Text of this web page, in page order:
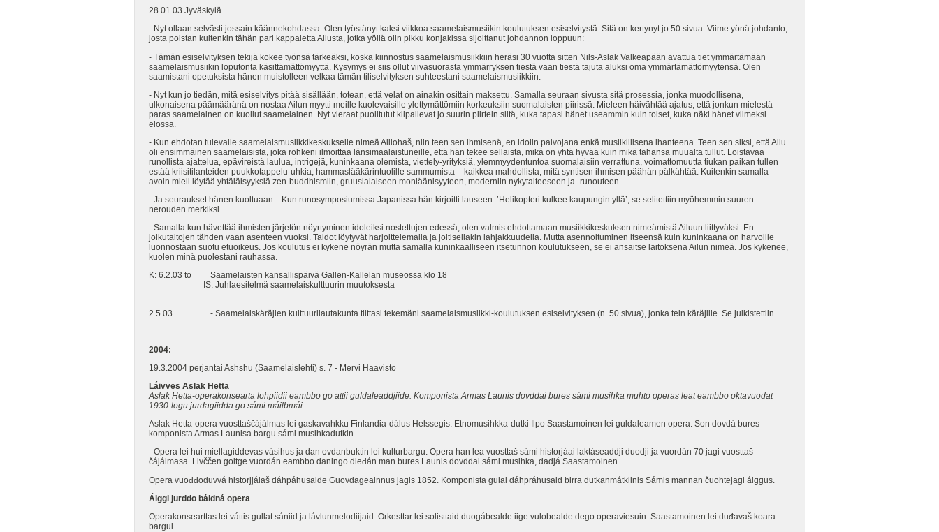
28.01.03 Jyväskylä.
- Nyt ollaan selvästi jossain käännekohdassa. Olen työstänyt kaksi viikkoa saamelaismusiikin koulutuksen esiselvitystä. Sitä on kertynyt jo 50 sivua. Viime yönä johdanto,
josta poistan kuitenkin tähän pari kappaletta Ailusta, jotka yöllä olin pikku konjakissa sijoittanut johdannon loppuun:
- Tämän esiselvityksen tekijä kokee työnsä tärkeäksi, koska kiinnostus saamelaismusiikkiin heräsi 30 vuotta sitten Nils-Aslak Valkeapään avattua tiet ymmärtämään
saamelaismusiikin loputonta käsittämättömyyttä. Kysymys ei siis ollut viivasuorasta ymmärryksen tiestä vaan tiestä tajuta aluksi oma ymmärtämättömyytensä. Olen
saamistani opetuksista hänen muistolleen velkaa tämän tiliselvityksen suhteestani saamelaismusiikkiin.
- Nyt kun jo tiedän, mitä esiselvitys pitää sisällään, totean, että velat on ainakin osittain maksettu. Samalla seuraan sivusta sitä prosessia, jonka muodollisena,
ulkonaisena päämääränä on nostaa Ailun myytti meille kuolevaisille ylettymättömiin korkeuksiin suomalaisten piirissä. Mieleen häivähtää ajatus, että jonkun mielestä
paras saamelainen on kuollut saamelainen. Nyt vieraat puolitutut kilpailevat jo suurin piirtein siitä, kuka tapasi hänet useammin kuin toiset, kuka näki hänet viimeksi
elossa.
- Kun ehdotan tulevalle saamelaismusiikkikeskukselle nimeä Aillohaš, niin teen sen ihmisenä, en idolin palvojana enkä musiikillisena ihanteena. Teen sen siksi, että Ailu
oli ensimmäinen saamelaisista, joka rohkeni ilmoittaa länsimaalaistuneille, että hän tekee sellaista, mikä on yhtä hyvää kuin mikä tahansa muualta tullut. Loistavaa
runollista ajattelua, epävireistä laulua, intrigejä, kuninkaana olemista, viettely-yrityksiä, ylemmyydentuntoa suomalaisiin verrattuna, voimattomuutta tiukan paikan tullen
estää kriisitilanteiden puukkotappelu-uhkia, hammaslääkärintuolille sammumista - kaikkea mahdollista, mitä syntisen ihmisen päähän pälkähtää. Kuitenkin samalla
avoin mieli löytää yhtäläisyyksiä zen-buddhismiin, gruusialaiseen moniäänisyyteen, moderniin nykytaiteeseen ja -runouteen...
- Ja seuraukset hänen kuoltuaan... Kun runosymposiumissa Japanissa hän kirjoitti lauseen ’Helikopteri kulkee kaupungin yllä’, se selitettiin myöhemmin suuren
nerouden merkiksi.
- Samalla kun hävettää ihmisten järjetön nöyrtyminen idoleiksi nostettujen edessä, olen valmis ehdottamaan musiikkikeskuksen nimeämistä Ailuun liittyväksi. En
joikutaitojen tähden vaan asenteen vuoksi. Taidot löytyvät harjoittelemalla ja joltisellakin lahjakkuudella. Mutta asennoituminen itseensä kuin kuninkaana on harvoille
luonnostaan suotu etuoikeus. Jos koulutus ei kykene nöyrän mutta samalla kuninkaalliseen itsetunnon koulutukseen, se ei ansaitse laitoksena Ailun nimeä. Jos kykenee,
kuolen minä puolestani rauhassa.
K: 6.2.03 to Saamelaisten kansallispäivä Gallen-Kallelan museossa klo 18
IS: Juhlaesitelmä saamelaiskulttuurin muutoksesta
2.5.03 - Saamelaiskäräjien kulttuurilautakunta tilttasi tekemäni saamelaismusiikki-koulutuksen esiselvityksen (n. 50 sivua), jonka tein käräjille. Se julkistettiin.
2004:
19.3.2004 perjantai Ashshu (Saamelaislehti) s. 7 - Mervi Haavisto
Láivves Aslak Hetta
Aslak Hetta-operakonsearta lohpiidii eambbo go attii guldaleaddjiide. Komponista Armas Launis dovddai bures sámi musihka muhto operas leat eambbo oktavuodat
1930-logu jurdagiidda go sámi máilbmái.
Aslak Hetta-opera vuosttaščájálmas lei gaskavahkku Finlandia-dálus Helssegis. Etnomusihkka-dutki Ilpo Saastamoinen lei guldaleamen opera. Son dovdá bures
komponista Armas Launisa bargu sámi musihkadutkin.
- Opera lei hui miellagiddevas vásihus ja dan ovdanbuktin lei kulturbargu. Opera han lea vuosttaš sámi historjáai laktáseaddji duodji ja vuordán 70 jagi vuosttaš
čájálmasa. Livččen goitge vuordán eambbo daningo dieđán man bures Launis dovddai sámi musihka, dadjá Saastamoinen.
Opera vuođđoduvvá historjjálaš dáhpáhusaide Guovdageainnus jagis 1852. Komponista gulai dáhpráhusaid birra dutkanmátkiinis Sámis mannan čuohtejagi álggus.
Áiggi jurddo báldná opera
Operakonsearttas lei váttis gullat sániid ja lávlunmelodiijaid. Orkesttar lei solisttaid duogábealde iige vulobealde dego operaviesuin. Saastamoinen lei duđavaš koara
bargui.